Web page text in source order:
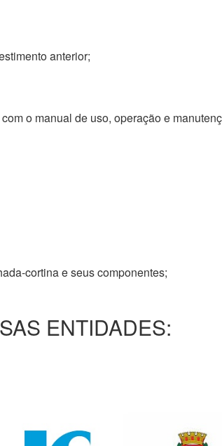
anterior;
o manual de uso, operação e
cortina e seus componentes;
ENTIDADES: